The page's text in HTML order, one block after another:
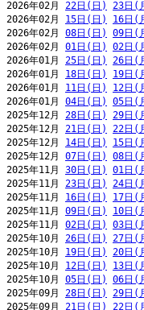
2026年02月 22日(日) 23日(
2026年02月 15日(日) 16日(
2026年02月 08日(日) 09日(
2026年02月 01日(日) 02日(
2026年01月 25日(日) 26日(
2026年01月 18日(日) 19日(
2026年01月 11日(日) 12日(
2026年01月 04日(日) 05日(
2025年12月 28日(日) 29日(
2025年12月 21日(日) 22日(
2025年12月 14日(日) 15日(
2025年12月 07日(日) 08日(
2025年11月 30日(日) 01日(
2025年11月 23日(日) 24日(
2025年11月 16日(日) 17日(
2025年11月 09日(日) 10日(
2025年11月 02日(日) 03日(
2025年10月 26日(日) 27日(
2025年10月 19日(日) 20日(
2025年10月 12日(日) 13日(
2025年10月 05日(日) 06日(
2025年09月 28日(日) 29日(
2025年09月 21日(日) 22日(